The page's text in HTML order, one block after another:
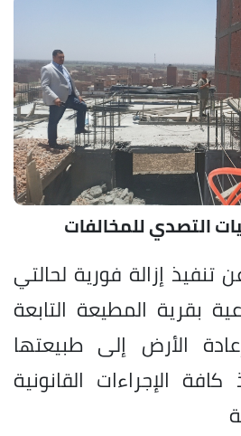
التصدي للمخالفات
إزالة فورية لحالتي
بقرية المطيعة التابعة
الأرض إلى طبيعتها
كافة الإجراءات القانونية